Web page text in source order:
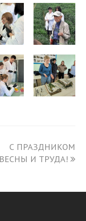
next
post:
С ПРАЗДНИКОМ
ВЕСНЫ И ТРУДА!